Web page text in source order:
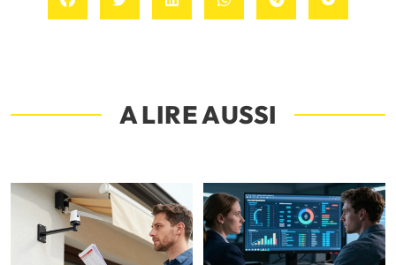
A LIRE AUSSI